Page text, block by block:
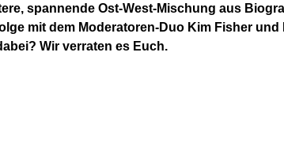
spannende Ost-West-Mischung aus
mit dem Moderatoren-Duo Kim Fisher
Wir verraten es Euch.